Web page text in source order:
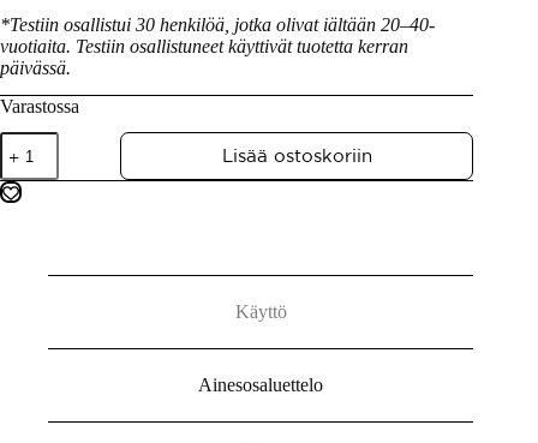
*Testiin osallistui 30 henkilöä, jotka olivat iältään 20–40-
vuotiaita. Testiin osallistuneet käyttivät tuotetta kerran
päivässä.
Varastossa
Lisää ostoskoriin
Käyttö
Ainesosaluettelo